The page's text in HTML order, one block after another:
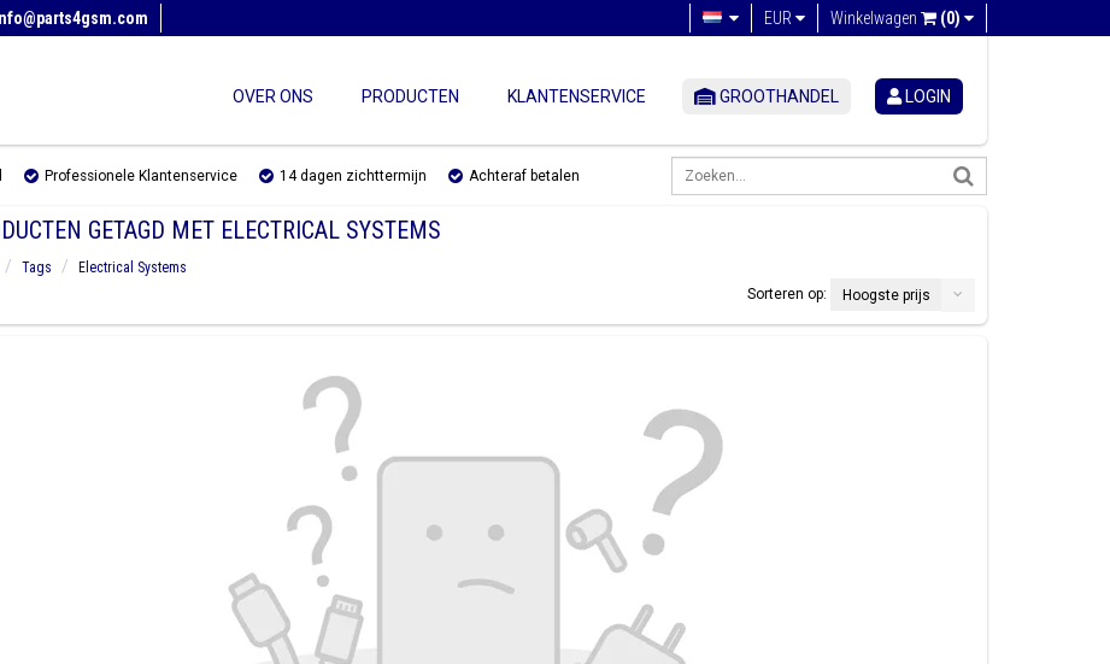
Winkelwagen (0)
EUR
OVER ONS PRODUCTEN KLANTENSERVICE GROOTHANDEL LOGIN
Professionele Klantenservice 14 dagen zichttermijn Achteraf betalen
GETAGD MET ELECTRICAL SYSTEMS
Tags
Electrical Systems
Sorteren op:
Hoogste prijs